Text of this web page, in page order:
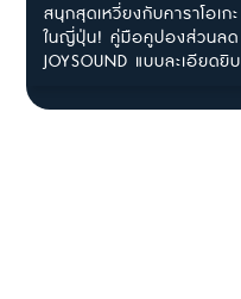
สนุกสุดเหวี่ยงกับคาราโอเกะ
ในญี่ปุ่น! คู่มือคูปองส่วนลด
JOYSOUND แบบละเอียดยิบ